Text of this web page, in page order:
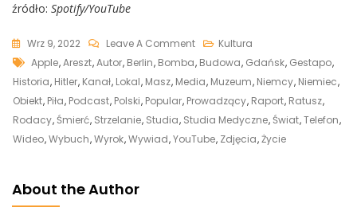
źródło: Spotify/YouTube
Wrz 9, 2022 Leave A CommentOn
Zapomniana
Agentka
AK,
Dzięki
Której
Kultura
Tags
Apple,Areszt,Autor, Berlin, Bomba, Budowa, Gdańsk, Gestapo,
Historia, Hitler, Kanał, Lokal, Masz, Media, Muzeum, Niemcy, Niemiec,
Obiekt, Piła, Podcast, Polski, Popular, Prowadzący, Raport, Ratusz,
Rodacy,Śmierć, Strzelanie, Studia, Studia Medyczne,Świat,Telefon,
Wideo,Wybuch,Wyrok,Wywiad,YouTube, Zdjęcia,Życie
About the Author